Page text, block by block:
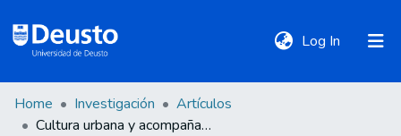
Log In (current)
DeustoTeka
Home Investigación
Artículos
Cultura urbana y acompañamiento psicosocioeducativo en Medellín: de pandilleros a líderes comunitarios